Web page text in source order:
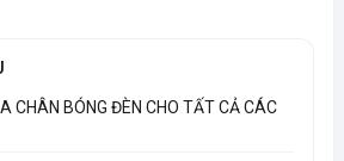
CHÂN BÓNG ĐÈN CHO TẤT CẢ CÁC